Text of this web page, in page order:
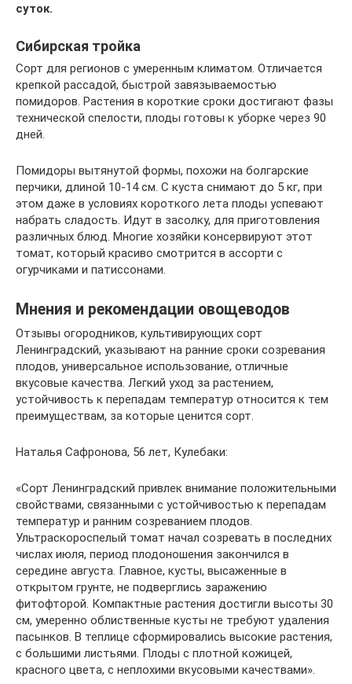
суток.
Сибирская тройка
Сорт для регионов с умеренным климатом. Отличается
крепкой рассадой, быстрой завязываемостью
помидоров. Растения в короткие сроки достигают фазы
технической спелости, плоды готовы к уборке через 90
дней.
Помидоры вытянутой формы, похожи на болгарские
перчики, длиной 10-14 см. С куста снимают до 5 кг, при
этом даже в условиях короткого лета плоды успевают
набрать сладость. Идут в засолку, для приготовления
различных блюд. Многие хозяйки консервируют этот
томат, который красиво смотрится в ассорти с
огурчиками и патиссонами.
Мнения и рекомендации овощеводов
Отзывы огородников, культивирующих сорт
Ленинградский, указывают на ранние сроки созревания
плодов, универсальное использование, отличные
вкусовые качества. Легкий уход за растением,
устойчивость к перепадам температур относится к тем
преимуществам, за которые ценится сорт.
Наталья Сафронова, 56 лет, Кулебаки:
«Сорт Ленинградский привлек внимание положительными
свойствами, связанными с устойчивостью к перепадам
температур и ранним созреванием плодов.
Ультраскороспелый томат начал созревать в последних
числах июля, период плодоношения закончился в
середине августа. Главное, кусты, высаженные в
открытом грунте, не подверглись заражению
фитофторой. Компактные растения достигли высоты 30
см, умеренно облиственные кусты не требуют удаления
пасынков. В теплице сформировались высокие растения,
с большими листьями. Плоды с плотной кожицей,
красного цвета, с неплохими вкусовыми качествами».